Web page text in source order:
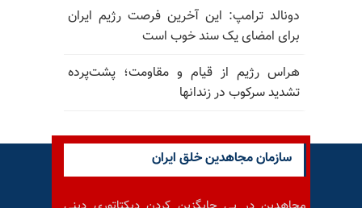
دونالد ترامپ: این آخرین فرصت رژیم ایران
برای امضای یک سند خوب است
هراس رژیم از قیام و مقاومت؛ پشت‌پرده
تشدید سرکوب در زندانها
سازمان مجاهدین خلق ایران